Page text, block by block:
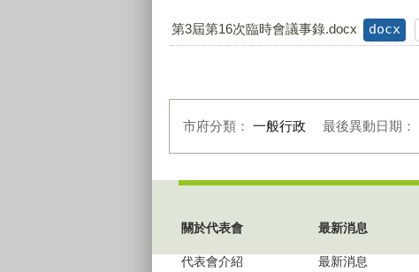
第3屆第16次臨時會議事錄.docx docx
市府分類： 一般行政 最後異動日期：
關於代表會
代表會介紹
最新消息
最新消息